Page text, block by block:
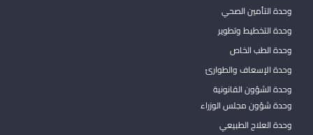
وحدة التأمين الصحي
وحدة التخطيط وتطوير
وحدة الطب الخاص
وحدة الإسعاف والطوارئ
وحدة الشؤون القانونية
وحدة شؤون مجلس الوزراء
وحدة العلاج الطبيعي